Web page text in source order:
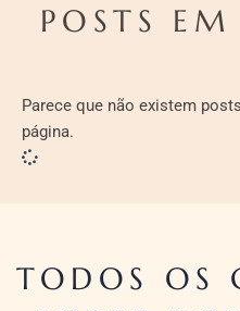
POSTS
Parece que não existem
página.
TODOS OS